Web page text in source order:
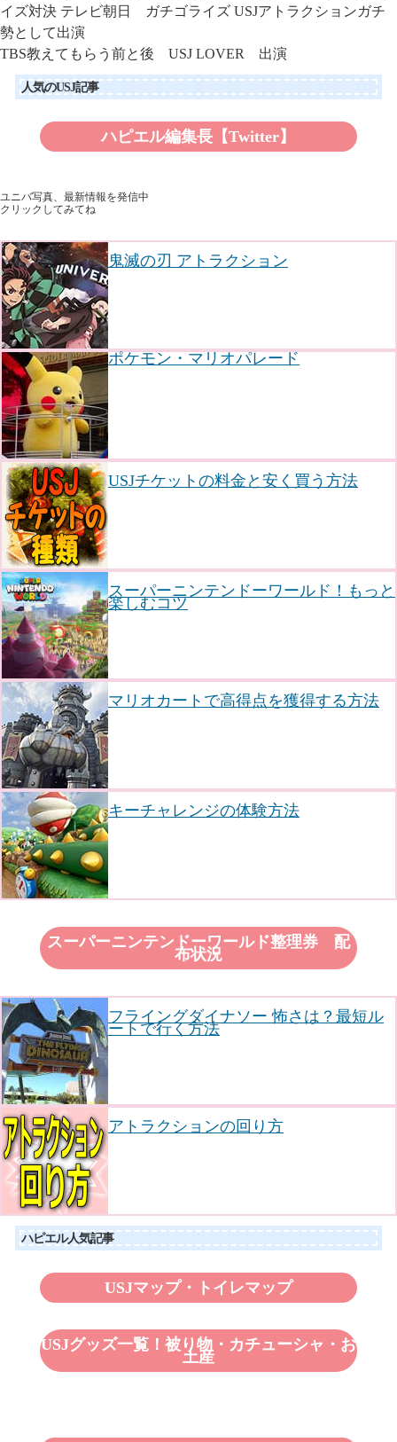
イズ対決 テレビ朝日 ガチゴライズ USJアトラクションガチ
勢として出演
TBS教えてもらう前と後 USJ LOVER 出演
人気のUSJ記事
ハピエル編集長【Twitter】
ユニバ写真、最新情報を発信中
クリックしてみてね
鬼滅の刃 アトラクション
ポケモン・マリオパレード
USJチケットの料金と安く買う方法
スーパーニンテンドーワールド！もっと
楽しむコツ
マリオカートで高得点を獲得する方法
キーチャレンジの体験方法
スーパーニンテンドーワールド整理券 配
布状況
フライングダイナソー 怖さは？最短ル
ートで行く方法
アトラクションの回り方
ハピエル人気記事
USJマップ・トイレマップ
USJグッズ一覧！被り物・カチューシャ・お
土産